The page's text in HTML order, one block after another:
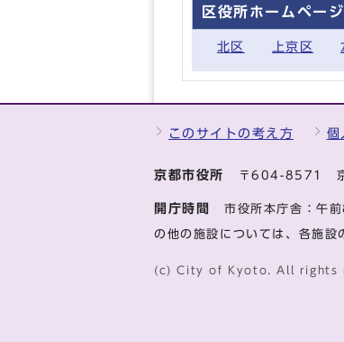
区役所ホームページ
北区 上京区
このサイトの考え方 個
京都市役所 〒604-8571 京
開庁時間 市役所本庁舎：午
の他の施設については、各施設
(c) City of Kyoto. All rights